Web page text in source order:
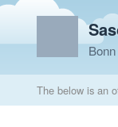
Bonn
The below is an